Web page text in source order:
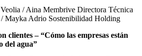
/ Aina Membrive Directora Técnica
Mayka Adrio Sostenibilidad Holding
clientes – “Cómo las empresas están
del agua”